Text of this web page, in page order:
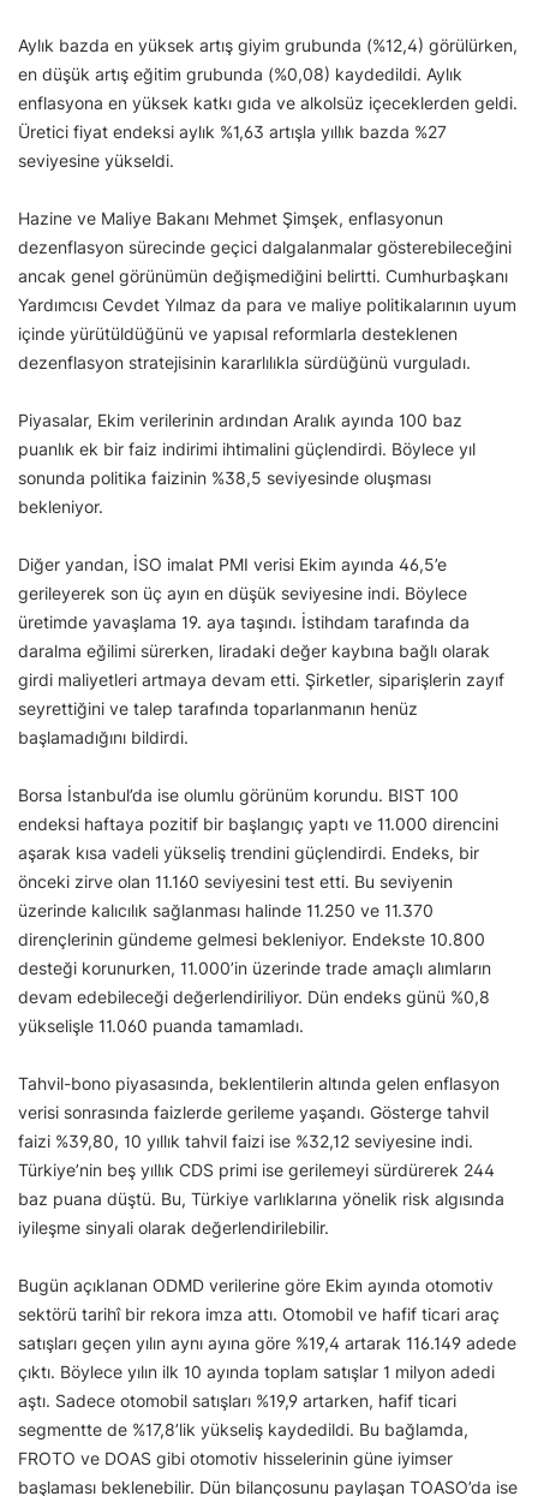
Aylık bazda en yüksek artış giyim grubunda (%12,4) görülürken,
en düşük artış eğitim grubunda (%0,08) kaydedildi. Aylık
enflasyona en yüksek katkı gıda ve alkolsüz içeceklerden geldi.
Üretici fiyat endeksi aylık %1,63 artışla yıllık bazda %27
seviyesine yükseldi.
Hazine ve Maliye Bakanı Mehmet Şimşek, enflasyonun
dezenflasyon sürecinde geçici dalgalanmalar gösterebileceğini
ancak genel görünümün değişmediğini belirtti. Cumhurbaşkanı
Yardımcısı Cevdet Yılmaz da para ve maliye politikalarının uyum
içinde yürütüldüğünü ve yapısal reformlarla desteklenen
dezenflasyon stratejisinin kararlılıkla sürdüğünü vurguladı.
Piyasalar, Ekim verilerinin ardından Aralık ayında 100 baz
puanlık ek bir faiz indirimi ihtimalini güçlendirdi. Böylece yıl
sonunda politika faizinin %38,5 seviyesinde oluşması
bekleniyor.
Diğer yandan, İSO imalat PMI verisi Ekim ayında 46,5’e
gerileyerek son üç ayın en düşük seviyesine indi. Böylece
üretimde yavaşlama 19. aya taşındı. İstihdam tarafında da
daralma eğilimi sürerken, liradaki değer kaybına bağlı olarak
girdi maliyetleri artmaya devam etti. Şirketler, siparişlerin zayıf
seyrettiğini ve talep tarafında toparlanmanın henüz
başlamadığını bildirdi.
Borsa İstanbul’da ise olumlu görünüm korundu. BIST 100
endeksi haftaya pozitif bir başlangıç yaptı ve 11.000 direncini
aşarak kısa vadeli yükseliş trendini güçlendirdi. Endeks, bir
önceki zirve olan 11.160 seviyesini test etti. Bu seviyenin
üzerinde kalıcılık sağlanması halinde 11.250 ve 11.370
dirençlerinin gündeme gelmesi bekleniyor. Endekste 10.800
desteği korunurken, 11.000’in üzerinde trade amaçlı alımların
devam edebileceği değerlendiriliyor. Dün endeks günü %0,8
yükselişle 11.060 puanda tamamladı.
Tahvil-bono piyasasında, beklentilerin altında gelen enflasyon
verisi sonrasında faizlerde gerileme yaşandı. Gösterge tahvil
faizi %39,80, 10 yıllık tahvil faizi ise %32,12 seviyesine indi.
Türkiye’nin beş yıllık CDS primi ise gerilemeyi sürdürerek 244
baz puana düştü. Bu, Türkiye varlıklarına yönelik risk algısında
iyileşme sinyali olarak değerlendirilebilir.
Bugün açıklanan ODMD verilerine göre Ekim ayında otomotiv
sektörü tarihî bir rekora imza attı. Otomobil ve hafif ticari araç
satışları geçen yılın aynı ayına göre %19,4 artarak 116.149 adede
çıktı. Böylece yılın ilk 10 ayında toplam satışlar 1 milyon adedi
aştı. Sadece otomobil satışları %19,9 artarken, hafif ticari
segmentte de %17,8’lik yükseliş kaydedildi. Bu bağlamda,
FROTO ve DOAS gibi otomotiv hisselerinin güne iyimser
başlaması beklenebilir. Dün bilançosunu paylaşan TOASO’da ise